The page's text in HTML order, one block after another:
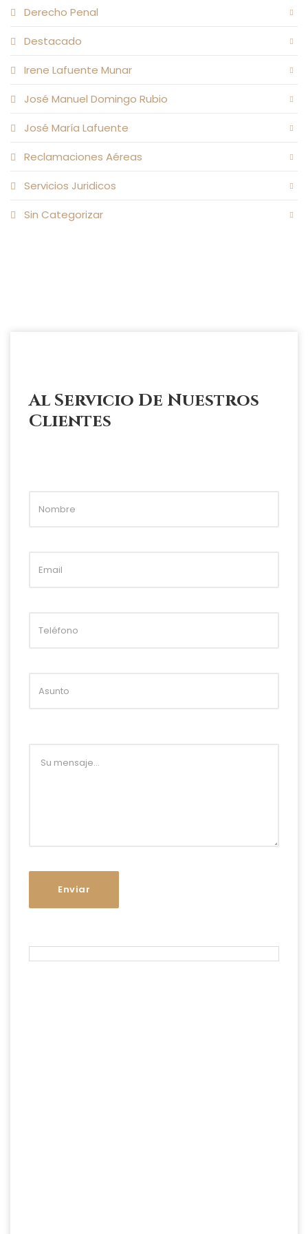
Derecho Penal
Destacado
Irene Lafuente Munar
José Manuel Domingo Rubio
José María Lafuente
Reclamaciones Aéreas
Servicios Juridicos
Sin Categorizar
Al Servicio De Nuestros
Clientes